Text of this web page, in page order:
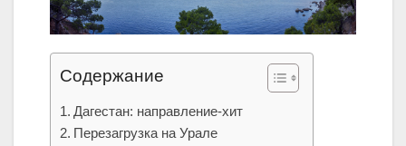
Содержание
Дагестан: направление-хит
Перезагрузка на Урале